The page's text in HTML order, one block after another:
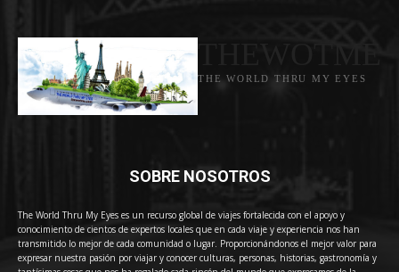
THE WORLD THRU MY EYES
SOBRE NOSOTROS
The World Thru My Eyes es un recurso global de viajes fortalecida con el apoyo y
conocimiento de cientos de expertos locales que en cada viaje y experiencia nos han
transmitido lo mejor de cada comunidad o lugar. Proporcionándonos el mejor valor para
expresar nuestra pasión por viajar y conocer culturas, personas, historias, gastronomía y